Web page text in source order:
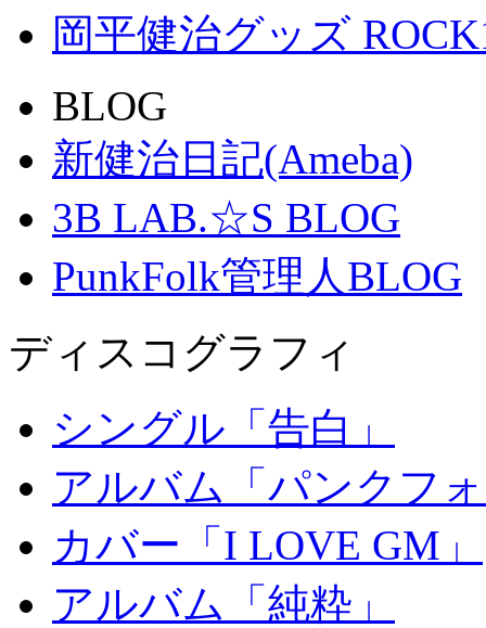
岡平健治グッズ
BLOG
新健治日記(Ameba)
3B LAB.☆S BLOG
PunkFolk管理人BLOG
ディスコグラフィ
シングル「告白」
アルバム「パンクフ
カバー「I LOVE GM」
アルバム「純粋」